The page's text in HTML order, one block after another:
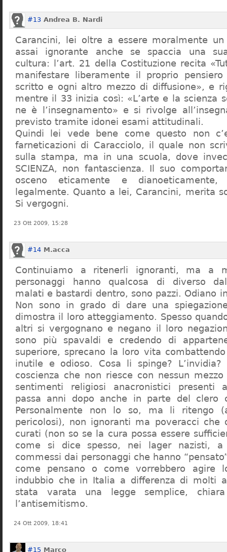
#13 Andrea B. Nardi
Carancini, lei oltre a essere moralmente
assai ignorante anche se spaccia una
cultura: l’art. 21 della Costituzione recita
manifestare liberamente il proprio
scritto e ogni altro mezzo di diffusione», e
mentre il 33 inizia così: «L’arte e la scienza
ne è l’insegnamento» e si rivolge
previsto tramite idonei esami attitudinali.
Quindi lei vede bene come questo non
farneticazioni di Caracciolo, il quale non
sulla stampa, ma in una scuola, dove
SCIENZA, non fantascienza. Il suo
osceno eticamente e dianoeticamente,
legalmente. Quanto a lei, Carancini, merita
Si vergogni.
23 Ott 2009, 15:28
#14 M.acca
Continuiamo a ritenerli ignoranti, ma a
personaggi hanno qualcosa di diverso
malati e bastardi dentro, sono pazzi. Odiano
Non sono in grado di dare una
dimostra il loro atteggiamento. Spesso
altri si vergognano e negano il loro
sono più spavaldi e credendo di
superiore, sprecano la loro vita
inutile e odioso. Cosa li spinge?
coscienza che non riesce con nessun
sentimenti religiosi anacronistici presenti
passa anni dopo anche in parte del clero
Personalmente non lo so, ma li ritengo
pericolosi), non ignoranti ma poveracci che
curati (non so se la cura possa essere
come si dice spesso, nei lager nazisti,
commessi dai personaggi che hanno
come pensano o come vorrebbero agire
indubbio che in Italia a differenza di molti
stata varata una legge semplice,
l’antisemitismo.
24 Ott 2009, 18:41
#15 Marco